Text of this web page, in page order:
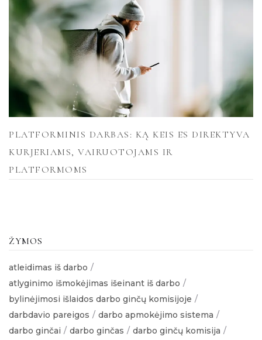
PLATFORMINIS DARBAS: KĄ KEIS ES DIREKTYVA
KURJERIAMS, VAIRUOTOJAMS IR
PLATFORMOMS
ŽYMOS
atleidimas iš darbo
atlyginimo išmokėjimas išeinant iš darbo
bylinėjimosi išlaidos darbo ginčų komisijoje
darbdavio pareigos
darbo apmokėjimo sistema
darbo ginčai
darbo ginčas
darbo ginčų komisija